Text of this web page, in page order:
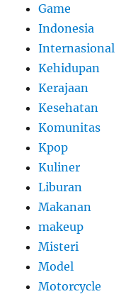
Game
Indonesia
Internasional
Kehidupan
Kerajaan
Kesehatan
Komunitas
Kpop
Kuliner
Liburan
Makanan
makeup
Misteri
Model
Motorcycle